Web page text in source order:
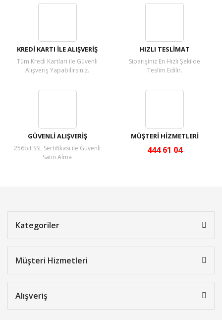
KREDİ KARTI İLE ALIŞVERİŞ
Tüm Kredi Kartları ile Güvenli
Alışveriş Yapabilirsiniz.
HIZLI TESLİMAT
Siparişiniz En Hızlı Şekilde
Teslim Edilir.
GÜVENLİ ALIŞVERİŞ
256bit SSL Sertifikası ile Güvenli
Satın Alma
MÜŞTERİ HİZMETLERİ
444 61 04
Kategoriler
Müşteri Hizmetleri
Alışveriş